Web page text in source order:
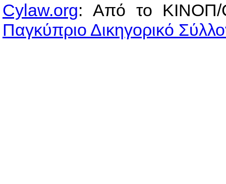
Cylaw.org: Από το
Παγκύπριο Δικηγορικό